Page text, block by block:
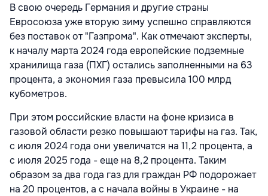
В свою очередь Германия и другие страны
Евросоюза уже вторую зиму успешно справляются
без поставок от "Газпрома". Как отмечают эксперты,
к началу марта 2024 года европейские подземные
хранилища газа (ПХГ) остались заполненными на 63
процента, а экономия газа превысила 100 млрд
кубометров.
При этом российские власти на фоне кризиса в
газовой области резко повышают тарифы на газ. Так,
с июля 2024 года они увеличатся на 11,2 процента, а
с июля 2025 года - еще на 8,2 процента. Таким
образом за два года газ для граждан РФ подорожает
на 20 процентов, а с начала войны в Украине - на